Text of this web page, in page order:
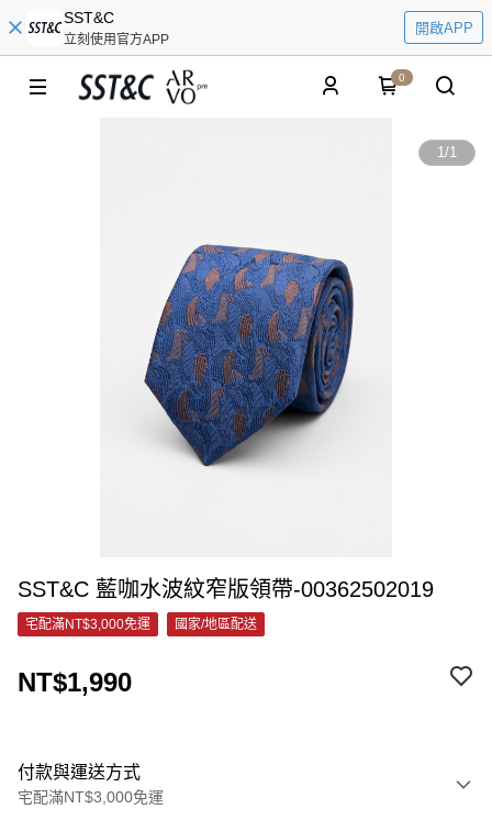
SST&C
立刻使用官方APP
開啟APP
0
1/1
SST&C ⁠藍咖水波紋窄版領帶-00362502019
宅配滿NT$3,000免運 國家/地區配送
NT$1,990
付款與運送方式
宅配滿NT$3,000免運